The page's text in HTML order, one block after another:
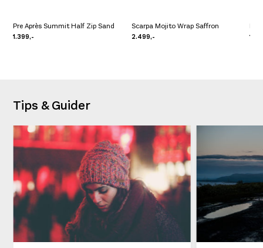
Pre Après Summit Half Zip Sand
1.399,-
Scarpa Mojito Wrap Saffron
2.499,-
Pre
Tips & Guider